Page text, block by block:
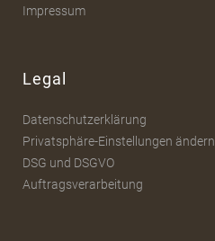
Impressum
Legal
Datenschutzerklärung
Privatsphäre-Einstellungen ändern
DSG und DSGVO
Auftragsverarbeitung